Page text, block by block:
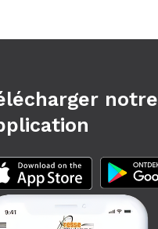
notre